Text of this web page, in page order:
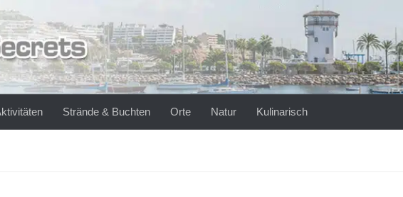
Strände & Buchten Orte Natur Kulinarisch